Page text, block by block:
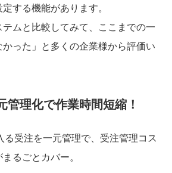
する機能があります。
テムと比較してみて、ここまでの一
った」と多くの企業様から評価い
管理化で作業時間短縮！
る受注を一元管理で、受注管理コス
るごとカバー。